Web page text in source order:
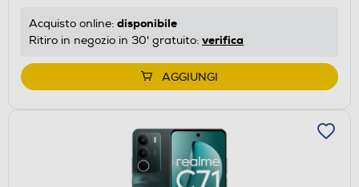
Acquisto online: disponibile
Ritiro in negozio in 30' gratuito: verifica
AGGIUNGI